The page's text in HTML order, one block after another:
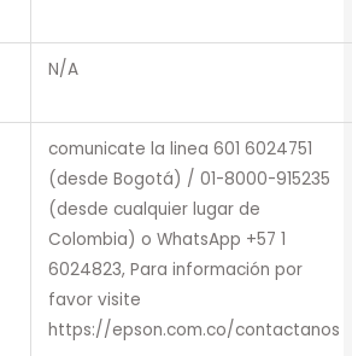
N/A
comunicate la linea 601 6024751
(desde Bogotá) / 01-8000-915235
(desde cualquier lugar de
Colombia) o WhatsApp +57 1
6024823, Para información por
favor visite
https://epson.com.co/contactanos